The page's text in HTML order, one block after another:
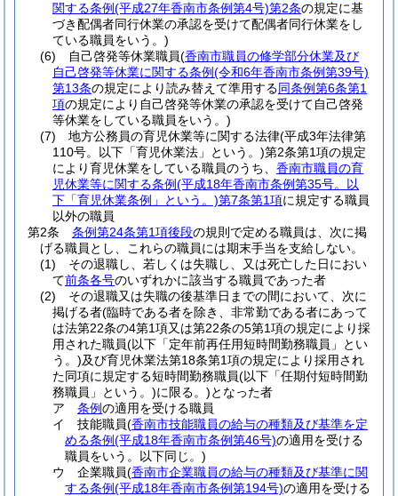
関する条例(平成27年香南市条例第4号)第2条の規定に基
づき配偶者同行休業の承認を受けて配偶者同行休業をし
ている職員をいう。)
(6)
自己啓発等休業職員(香南市職員の修学部分休業及び
自己啓発等休業に関する条例(令和6年香南市条例第39号)
第13条の規定により読み替えて準用する同条例第6条第1
項の規定により自己啓発等休業の承認を受けて自己啓発
等休業をしている職員をいう。)
(7)
地方公務員の育児休業等に関する法律(平成3年法律第
110号。以下「育児休業法」という。)第2条第1項の規定
により育児休業をしている職員のうち、 香南市職員の育
児休業等に関する条例(平成18年香南市条例第35号。以
下「育児休業条例」という。)第7条第1項に規定する職員
以外の職員
第2条
条例第24条第1項後段の規則で定める職員は、次に掲
げる職員とし、これらの職員には期末手当を支給しない。
(1)
その退職し、若しくは失職し、又は死亡した日におい
て前条各号のいずれかに該当する職員であった者
(2)
その退職又は失職の後基準日までの間において、次に
掲げる者(臨時である者を除き、非常勤である者にあって
は法第22条の4第1項又は第22条の5第1項の規定により採
用された職員(以下「定年前再任用短時間勤務職員」とい
う。)及び育児休業法第18条第1項の規定により採用され
た同項に規定する短時間勤務職員(以下「任期付短時間勤
務職員」という。)に限る。)となった者
ア
条例の適用を受ける職員
イ
技能職員(香南市技能職員の給与の種類及び基準を定
める条例(平成18年香南市条例第46号)の適用を受ける
職員をいう。以下同じ。)
ウ
企業職員(香南市企業職員の給与の種類及び基準に関
する条例(平成18年香南市条例第194号)の適用を受ける